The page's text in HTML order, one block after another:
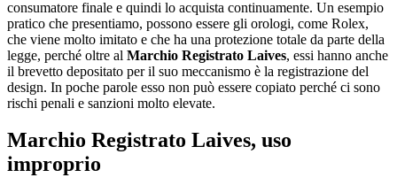
consumatore finale e quindi lo acquista continuamente. Un esempio
pratico che presentiamo, possono essere gli orologi, come Rolex,
che viene molto imitato e che ha una protezione totale da parte della
legge, perché oltre al Marchio Registrato Laives, essi hanno anche
il brevetto depositato per il suo meccanismo è la registrazione del
design. In poche parole esso non può essere copiato perché ci sono
rischi penali e sanzioni molto elevate.
Marchio Registrato Laives, uso
improprio